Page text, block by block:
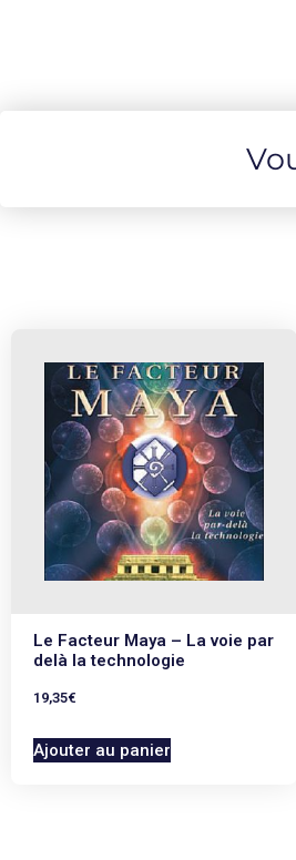
Le Facteur Maya – La voie par
delà la technologie
19,35€
Ajouter au panier